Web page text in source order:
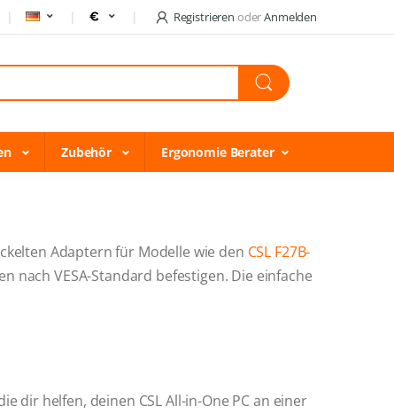
Registrieren oderAnmelden
Zubehör Ergonomie Berater
Adaptern für Modelle wie den CSL F27B-
nach VESA-Standard befestigen. Die einfache
dir helfen, deinen CSL All-in-One PC an einer